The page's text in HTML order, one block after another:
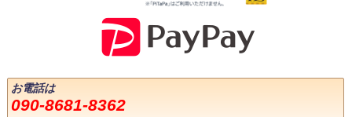
お電話は
090-8681-8362